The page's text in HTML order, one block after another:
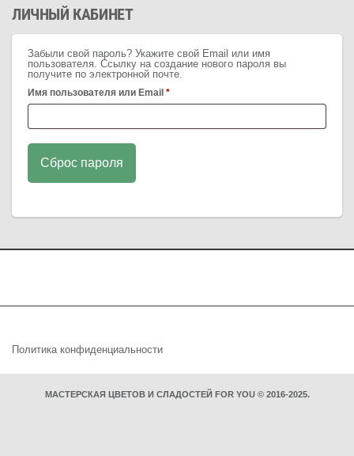
ЛИЧНЫЙ КАБИНЕТ
Забыли свой пароль? Укажите свой Email или имя
пользователя. Ссылку на создание нового пароля вы
получите по электронной почте.
Имя пользователя или Email *Обязательно
Сброс пароля
Политика конфиденциальности
МАСТЕРСКАЯ ЦВЕТОВ И СЛАДОСТЕЙ FOR YOU © 2016-2025.